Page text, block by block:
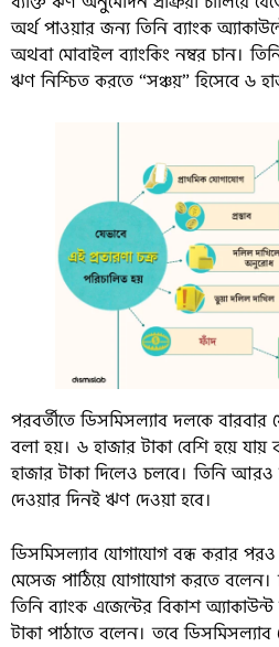
অর্থ পাওয়ার জন্য তিনি ব্যাংক
অথবা মোবাইল ব্যাংকিং নম্বর চান।
ঋণ নিশ্চিত করতে “সঞ্চয়” হিসেবে ৬
পরবর্তীতে ডিসমিসল্যাব দলকে বারবার
বলা হয়। ৬ হাজার টাকা বেশি হয়ে
হাজার টাকা দিলেও চলবে। তিনি আরও
দেওয়ার দিনই ঋণ দেওয়া হবে।
ডিসমিসল্যাব যোগাযোগ বন্ধ করার
মেসেজ পাঠিয়ে যোগাযোগ করতে
তিনি ব্যাংক এজেন্টের বিকাশ
টাকা পাঠাতে বলেন। তবে